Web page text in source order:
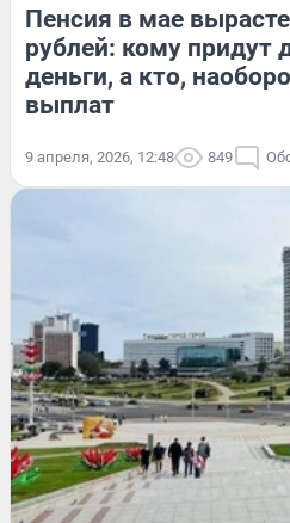
Пенсия в мае
рублей: кому придут
деньги, а кто,
выплат
9 апреля, 2026, 12:48 849